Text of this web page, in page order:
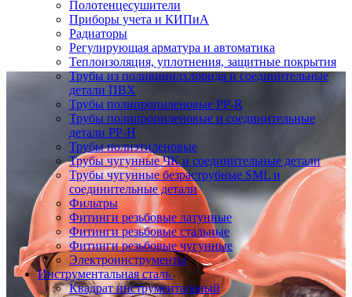
Полотенцесушители
Приборы учета и КИПиА
Радиаторы
Регулирующая арматура и автоматика
Теплоизоляция, уплотнения, защитные покрытия
Трубы из поливинилхлорида и соединительные
детали ПВХ
Трубы полипропиленовые PP-R
Трубы полипропиленовые и соединительные
детали PP-H
Трубы полиэтиленовые
Трубы чугунные ЧК и соединительные детали
Трубы чугунные безраструбные SML и
соединительные детали
Фильтры
Фитинги резьбовые латунные
Фитинги резьбовые стальные
Фитинги резьбовые чугунные
Электроинструменты
Инструментальная сталь
Квадрат инструментальный